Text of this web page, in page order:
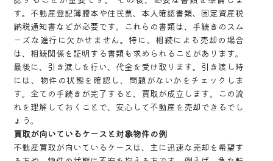
す。不動産登記簿謄本や住民票、本人確認書類、固定資産税
納税通知書などが必要です。これらの書類は、手続きのスム
ーズな進行に欠かせません。特に、相続による売却の場合
は、相続関係を証明する書類も求められることがあります。
最後に、引き渡しを行い、代金を受け取ります。引き渡し時
には、物件の状態を確認し、問題がないかをチェックしま
す。全ての手続きが完了すると、買取が成立します。この流
れを理解しておくことで、安心して不動産を売却できるでし
ょう。
買取が向いているケースと対象物件の例
不動産買取が向いているケースは、主に迅速な売却を希望す